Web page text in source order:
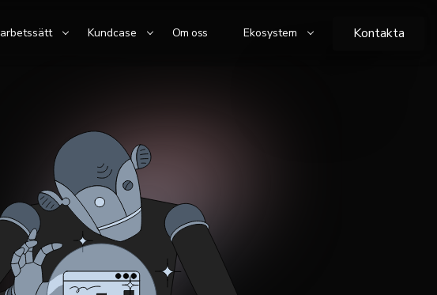
Kundcase Om oss Ekosystem Kontakta